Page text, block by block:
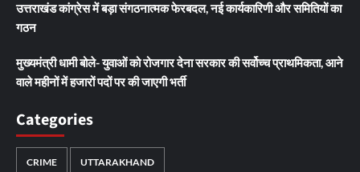
उत्तराखंड कांग्रेस में बड़ा संगठनात्मक फेरबदल, नई कार्यकारिणी और समितियों का
गठन
मुख्यमंत्री धामी बोले- युवाओं को रोजगार देना सरकार की सर्वोच्च प्राथमिकता, आने
वाले महीनों में हजारों पदों पर की जाएगी भर्ती
Categories
CRIME UTTARAKHAND